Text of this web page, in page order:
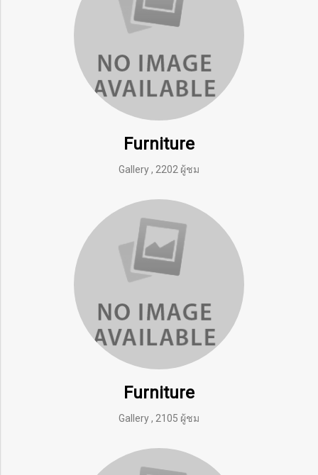
Furniture
Gallery, 2202 ผู้ชม
Furniture
Gallery, 2105 ผู้ชม